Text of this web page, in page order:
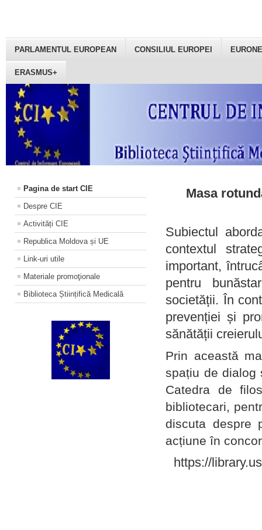
PARLAMENTUL EUROPEAN CONSILIUL EUROPEI
ERASMUS+
Pagina de start CIE
Despre CIE
Activități CIE
Republica Moldova și UE
Link-uri utile
Materiale promoţionale
Biblioteca Științifică Medicală
Masa
Subiectul
contextul
important,
pentru
societății. În
prevenției și
sănătății
Prin această
spațiu de dialog
Catedra de
bibliotecari,
discuta despre
acțiune în
https://